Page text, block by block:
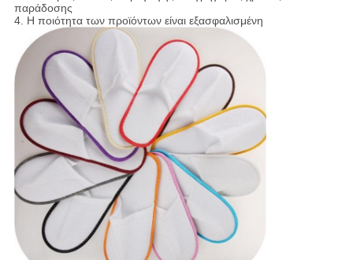
παράδοσης
4. Η ποιότητα των προϊόντων είναι εξασφαλισμένη